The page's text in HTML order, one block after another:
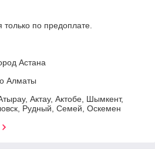
только по предоплате.
Астана
Алматы
Актау, Актобе, Шымкент,
Рудный, Семей, Оскемен